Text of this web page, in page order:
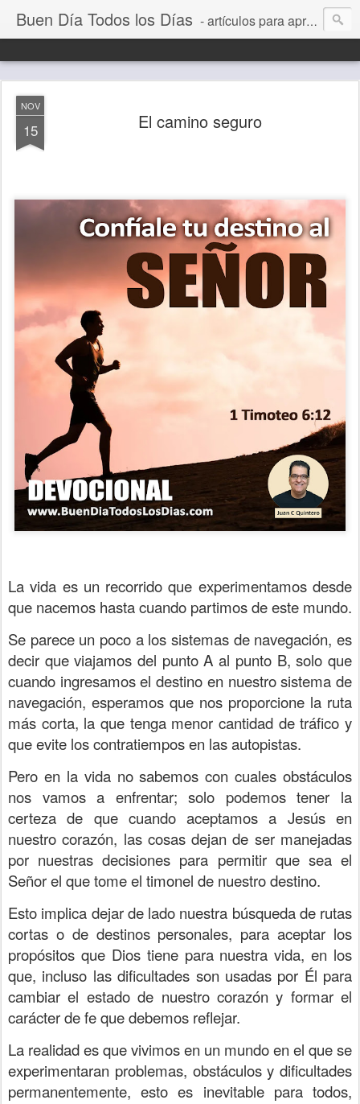
Buen Día Todos los Días - artículos para aprender a vivir mejor, un día a la vez. Por Juan C Quintero
NOV
15 El camino seguro
La vida es un recorrido que experimentamos desde
que nacemos hasta cuando partimos de este mundo.
Se parece un poco a los sistemas de navegación, es
decir que viajamos del punto A al punto B, solo que
cuando ingresamos el destino en nuestro sistema de
navegación, esperamos que nos proporcione la ruta
más corta, la que tenga menor cantidad de tráfico y
que evite los contratiempos en las autopistas.
Pero en la vida no sabemos con cuales obstáculos
nos vamos a enfrentar; solo podemos tener la
certeza de que cuando aceptamos a Jesús en
nuestro corazón, las cosas dejan de ser manejadas
por nuestras decisiones para permitir que sea el
Señor el que tome el timonel de nuestro destino.
Esto implica dejar de lado nuestra búsqueda de rutas
cortas o de destinos personales, para aceptar los
propósitos que Dios tiene para nuestra vida, en los
que, incluso las dificultades son usadas por Él para
cambiar el estado de nuestro corazón y formar el
carácter de fe que debemos reflejar.
La realidad es que vivimos en un mundo en el que se
experimentaran problemas, obstáculos y dificultades
permanentemente, esto es inevitable para todos,